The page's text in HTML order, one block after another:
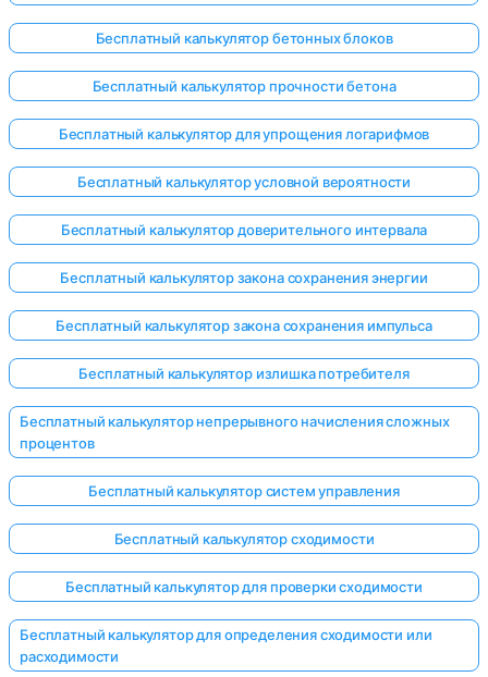
Бесплатный калькулятор бетонных блоков
Бесплатный калькулятор прочности бетона
Бесплатный калькулятор для упрощения логарифмов
Бесплатный калькулятор условной вероятности
Бесплатный калькулятор доверительного интервала
Бесплатный калькулятор закона сохранения энергии
Бесплатный калькулятор закона сохранения импульса
Бесплатный калькулятор излишка потребителя
Бесплатный калькулятор непрерывного начисления сложных
процентов
Бесплатный калькулятор систем управления
Бесплатный калькулятор сходимости
Бесплатный калькулятор для проверки сходимости
Бесплатный калькулятор для определения сходимости или
расходимости